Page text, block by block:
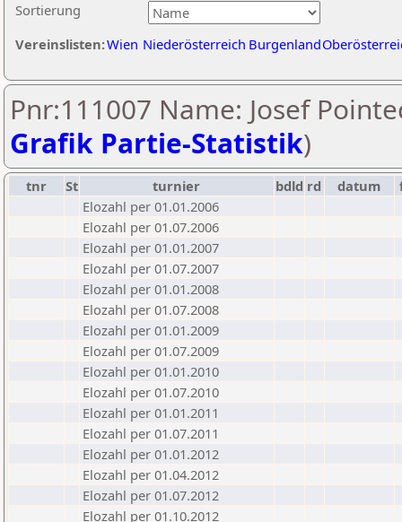
Sortierung
Vereinslisten:Wien Niederösterreich Burgenland
Pnr:111007 Name: Josef
Grafik Partie-Statistik)
tnr St turnier bdld rd datum
Elozahl per 01.01.2006
Elozahl per 01.07.2006
Elozahl per 01.01.2007
Elozahl per 01.07.2007
Elozahl per 01.01.2008
Elozahl per 01.07.2008
Elozahl per 01.01.2009
Elozahl per 01.07.2009
Elozahl per 01.01.2010
Elozahl per 01.07.2010
Elozahl per 01.01.2011
Elozahl per 01.07.2011
Elozahl per 01.01.2012
Elozahl per 01.04.2012
Elozahl per 01.07.2012
Elozahl per 01.10.2012